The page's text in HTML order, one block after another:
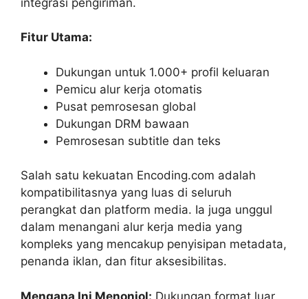
Fitur Utama:
Dukungan untuk 1.000+ profil keluaran
Pemicu alur kerja otomatis
Pusat pemrosesan global
Dukungan DRM bawaan
Pemrosesan subtitle dan teks
Salah satu kekuatan Encoding.com adalah
kompatibilitasnya yang luas di seluruh
perangkat dan platform media. Ia juga unggul
dalam menangani alur kerja media yang
kompleks yang mencakup penyisipan metadata,
penanda iklan, dan fitur aksesibilitas.
Mengapa Ini Menonjol: Dukungan format luar